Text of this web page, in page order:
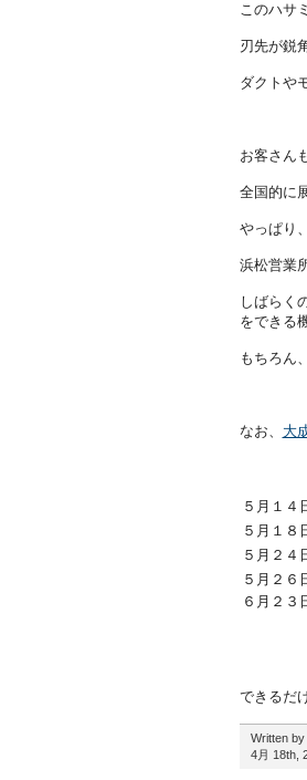
このハサ
刃先が鋭
ダクトや
お客さん
全国的に
やっぱり
浜松営業
しばらく
をできる
もちろん、
なお、 大
５月１４
５月１８
５月２４
５月２６
６月２３
できるだ
Written
4月 18th,